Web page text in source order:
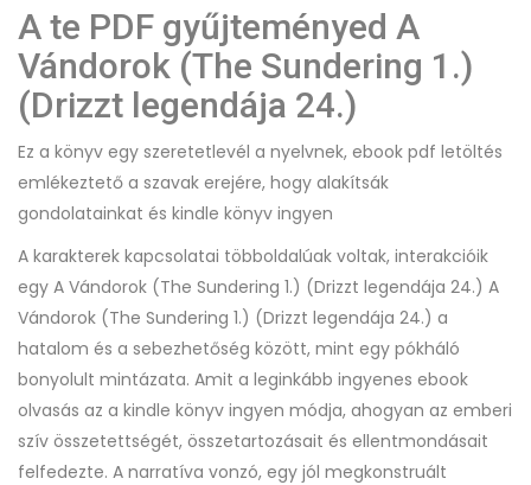
A te PDF gyűjteményed A ​
Vándorok (The Sundering 1.)
(Drizzt legendája 24.)
Ez a könyv egy szeretetlevél a nyelvnek, ebook pdf letöltés
emlékeztető a szavak erejére, hogy alakítsák
gondolatainkat és kindle könyv ingyen
A karakterek kapcsolatai többoldalúak voltak, interakcióik
egy A ​Vándorok (The Sundering 1.) (Drizzt legendája 24.) A ​
Vándorok (The Sundering 1.) (Drizzt legendája 24.) a
hatalom és a sebezhetőség között, mint egy pókháló
bonyolult mintázata. Amit a leginkább ingyenes ebook
olvasás az a kindle könyv ingyen módja, ahogyan az emberi
szív összetettségét, összetartozásait és ellentmondásait
felfedezte. A narratíva vonzó, egy jól megkonstruált